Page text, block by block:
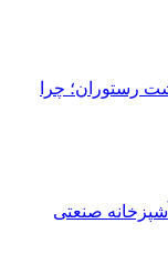
رستوران؛ چرا
صنعتی